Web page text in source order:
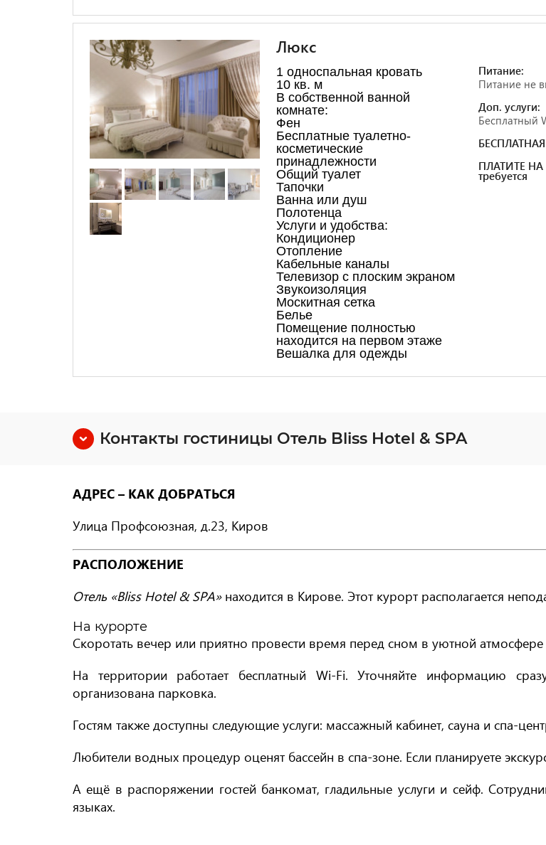
Люкс
1 односпальная кровать
10 кв. м
В собственной ванной
комнате:
Фен
Бесплатные туалетно-
косметические
принадлежности
Общий туалет
Тапочки
Ванна или душ
Полотенца
Услуги и удобства: ​
Кондиционер
Отопление
Кабельные каналы
Телевизор с плоским экраном
Звукоизоляция
Москитная сетка
Белье
Помещение полностью
находится на первом этаже
Вешалка для одежды
Питание:
Питание не
Доп. услуги:
Бесплатный
БЕСПЛАТНАЯ
ПЛАТИТЕ НА
требуется
Контакты гостиницы Отель Bliss Hotel & SPA
АДРЕС – КАК ДОБРАТЬСЯ
Улица Профсоюзная, д.23, Киров
РАСПОЛОЖЕНИЕ
Отель «Bliss Hotel & SPA»находится в Кирове. Этот курорт располагается
На курорте
Скоротать вечер или приятно провести время перед сном в уютной
На территории работает бесплатный Wi-Fi. Уточняйте информацию
организована парковка.
Гостям также доступны следующие услуги: массажный кабинет, сауна и спа-
Любители водных процедур оценят бассейн в спа-зоне. Если планируете
А ещё в распоряжении гостей банкомат, гладильные услуги и сейф.
языках.